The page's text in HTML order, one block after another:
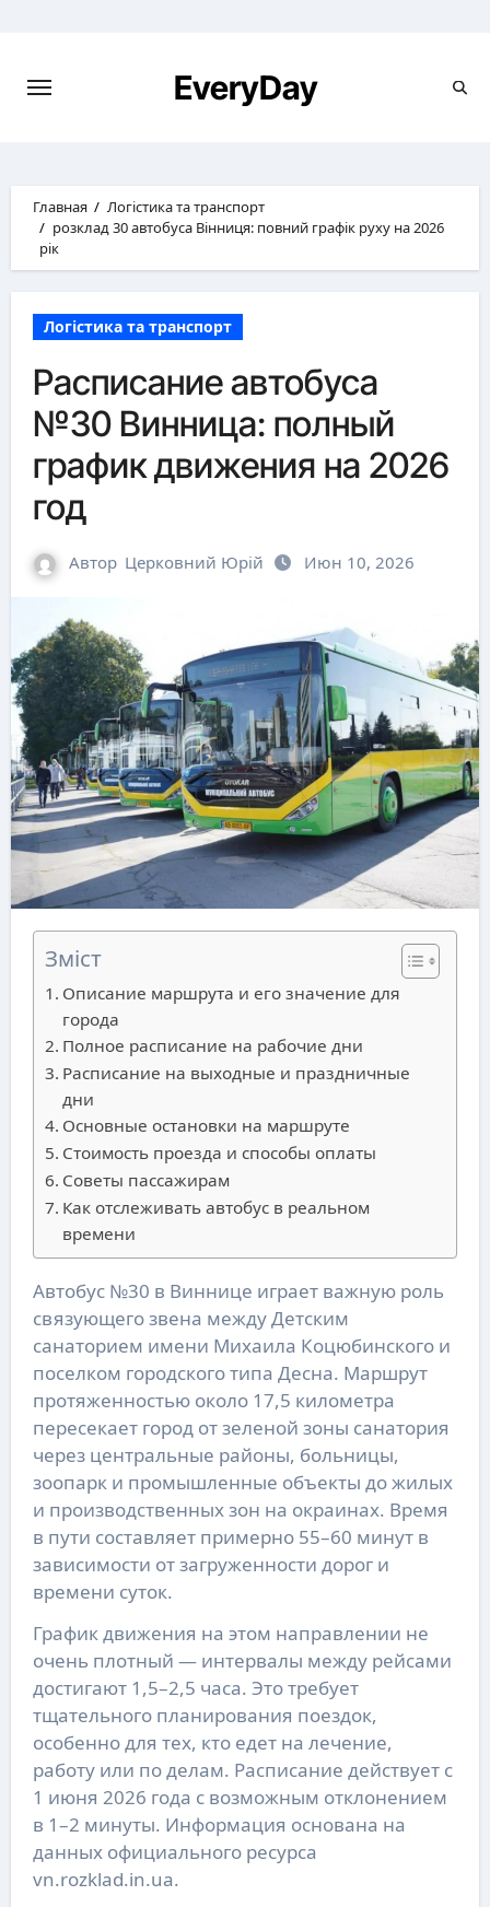
EveryDay
Главная
Логістика та транспорт
розклад 30 автобуса Вінниця: повний графік руху на 2026
рік
Логістика та транспорт
Расписание автобуса
№30 Винница: полный
график движения на 2026
год
Автор Церковний Юрій Июн 10, 2026
Зміст
Описание маршрута и его значение для
города
Полное расписание на рабочие дни
Расписание на выходные и праздничные
дни
Основные остановки на маршруте
Стоимость проезда и способы оплаты
Советы пассажирам
Как отслеживать автобус в реальном
времени
Автобус №30 в Виннице играет важную роль
связующего звена между Детским
санаторием имени Михаила Коцюбинского и
поселком городского типа Десна. Маршрут
протяженностью около 17,5 километра
пересекает город от зеленой зоны санатория
через центральные районы, больницы,
зоопарк и промышленные объекты до жилых
и производственных зон на окраинах. Время
в пути составляет примерно 55–60 минут в
зависимости от загруженности дорог и
времени суток.
График движения на этом направлении не
очень плотный — интервалы между рейсами
достигают 1,5–2,5 часа. Это требует
тщательного планирования поездок,
особенно для тех, кто едет на лечение,
работу или по делам. Расписание действует с
1 июня 2026 года с возможным отклонением
в 1–2 минуты. Информация основана на
данных официального ресурса
vn.rozklad.in.ua.